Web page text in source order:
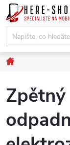
Přejít
na
obsah